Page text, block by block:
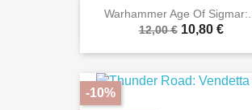
Warhammer Age Of Sigmar:...
12,00 € 10,80 €
-10%